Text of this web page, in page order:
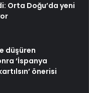
Orta Doğu’da yeni
düşüren
‘İspanya
önerisi